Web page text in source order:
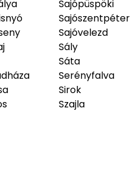
Sajópüspöki
Sajószentpéter
Sajóvelezd
Sály
Sáta
Serényfalva
Sirok
Szajla